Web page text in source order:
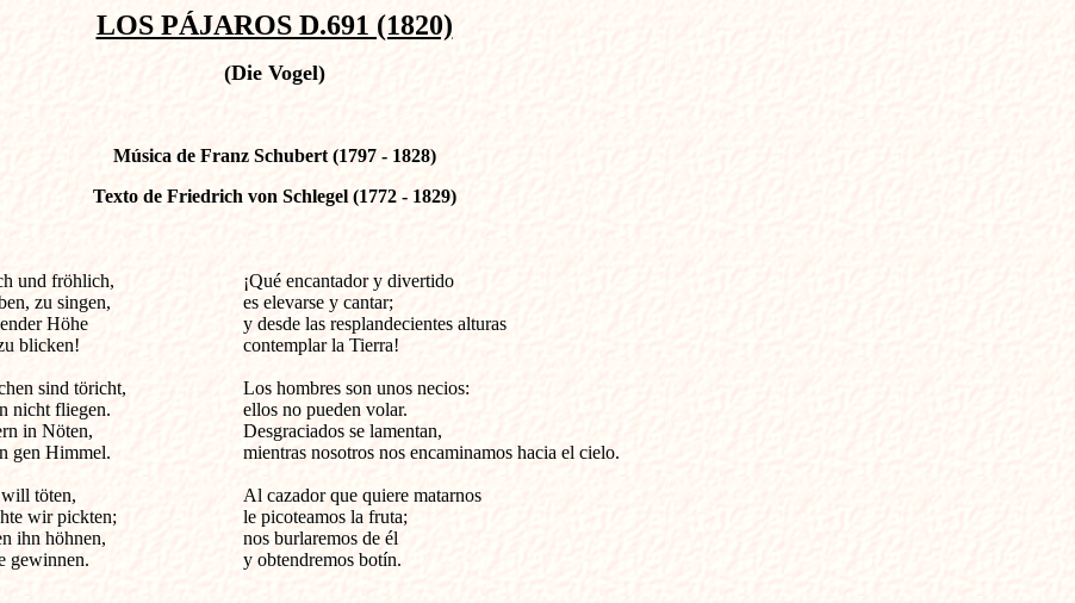
LOS PÁJAROS D.691 (1820)
(Die Vogel)
Música de Franz Schubert (1797 - 1828)
Texto de Friedrich von Schlegel (1772 - 1829)
und fröhlich,
zu singen,
Höhe
blicken!
sind töricht,
nicht fliegen.
in Nöten,
gen Himmel.
töten,
wir pickten;
ihn höhnen,
gewinnen.
¡Qué encantador y divertido
es elevarse y cantar;
y desde las resplandecientes alturas
contemplar la Tierra!
Los hombres son unos necios:
ellos no pueden volar.
Desgraciados se lamentan,
mientras nosotros nos encaminamos hacia el cielo.
Al cazador que quiere matarnos
le picoteamos la fruta;
nos burlaremos de él
y obtendremos botín.